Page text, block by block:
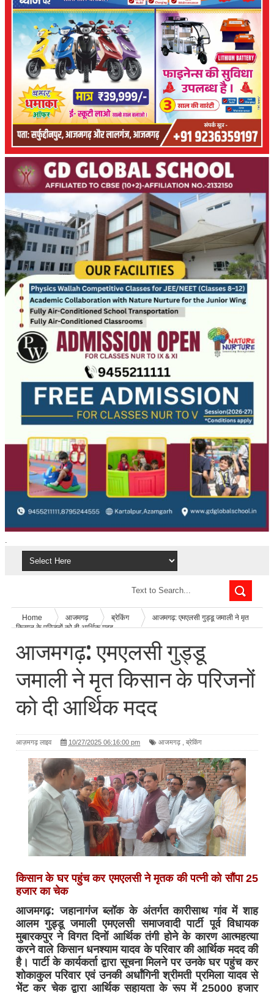
.
Home आजमगढ़ ब्रेकिंग
आजमगढ़: एमएलसी गुड्डू जमाली ने मृत
किसान के परिजनों को दी आर्थिक मदद
आजमगढ़: एमएलसी गुड्डू
जमाली ने मृत किसान के परिजनों
को दी आर्थिक मदद
आज़मगढ़ लाइव 10/27/2025 06:16:00 pm आजमगढ़ ब्रेकिंग
किसान के घर पहुंच कर एमएलसी ने मृतक की पत्नी को सौंपा 25
हजार का चेक
आजमगढ़: जहानागंज ब्लॉक के अंतर्गत कारीसाथ गांव में शाह
आलम गुड्डू जमाली एमएलसी समाजवादी पार्टी पूर्व विधायक
मुबारकपुर ने विगत दिनों आर्थिक तंगी होने के कारण आत्महत्या
करने वाले किसान धनश्याम यादव के परिवार की आर्थिक मदद की
है। पार्टी के कार्यकर्ता द्वारा सूचना मिलने पर उनके घर पहुंच कर
शोकाकुल परिवार एवं उनकी अर्धांगिनी श्रीमती प्रमिला यादव से
भेंट कर चेक द्वारा आर्थिक सहायता के रूप में 25000 हजार